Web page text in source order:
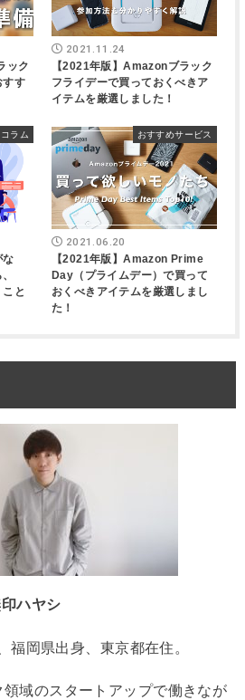
ック
すす
2021.11.24
【2021年版】Amazonブラック
フライデーで買っておくべきア
イテムを厳選しました！
コラム
な
こと
おすすめサービス
2021.06.20
【2021年版】Amazon Prime
Day（プライムデー）で買って
おくべきアイテムを厳選しまし
た！
ハヤシ
福岡県出身、東京都在住。
域のスタートアップで働きなが